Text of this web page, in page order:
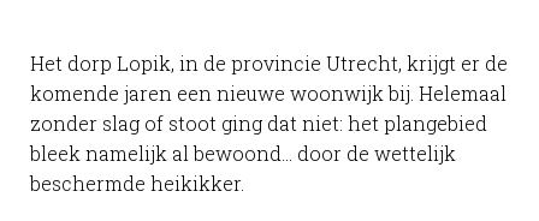
Het dorp Lopik, in de provincie Utrecht, krijgt er de
komende jaren een nieuwe woonwijk bij. Helemaal
zonder slag of stoot ging dat niet: het plangebied
bleek namelijk al bewoond… door de wettelijk
beschermde heikikker.